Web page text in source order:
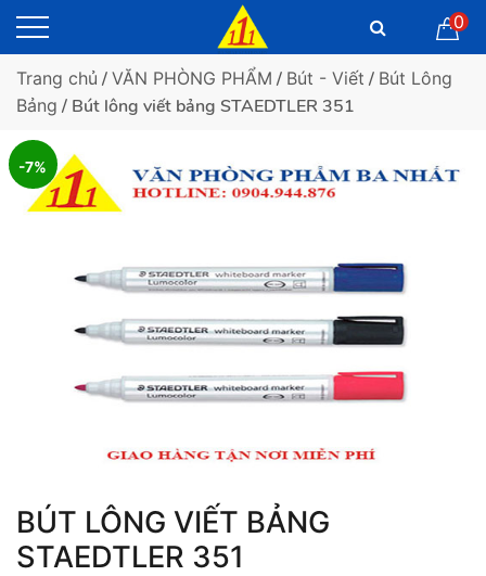
0
Trang chủ / VĂN PHÒNG PHẨM / Bút - Viết / Bút Lông
Bảng / Bút lông viết bảng STAEDTLER 351
-7%
BÚT LÔNG VIẾT BẢNG
STAEDTLER 351